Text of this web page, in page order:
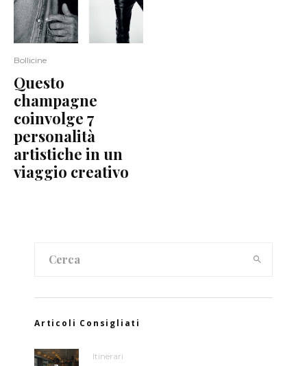
Bollicine
Questo
champagne
coinvolge 7
personalità
artistiche in un
viaggio creativo
Articoli Consigliati
Itinerari